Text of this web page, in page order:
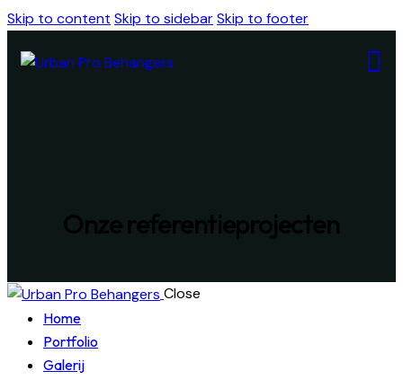
Skip to content Skip to sidebarSkip to footer
Close
Home
Portfolio
Galerij